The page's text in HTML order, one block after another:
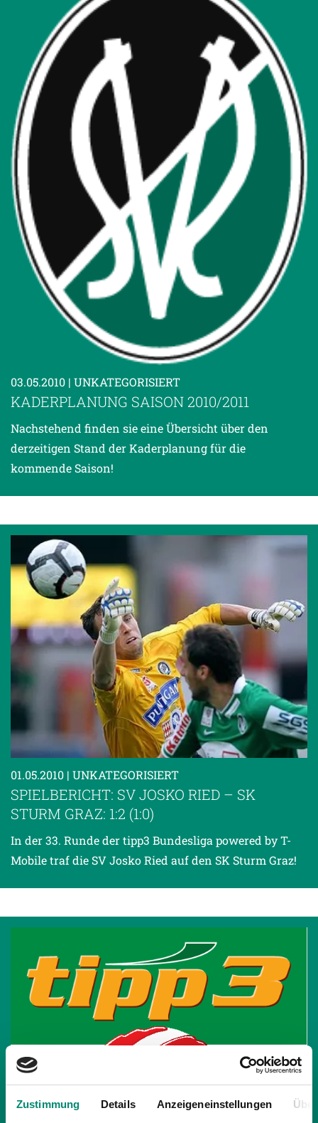
Zustimmung Details Anzeigeneinstellungen
03.05.2010 | UNKATEGORISIERT
KADERPLANUNG SAISON 2010/2011
Nachstehend finden sie eine Übersicht über den
derzeitigen Stand der Kaderplanung für die
kommende Saison!
01.05.2010 | UNKATEGORISIERT
SPIELBERICHT: SV JOSKO RIED – SK
STURM GRAZ: 1:2 (1:0)
In der 33. Runde der tipp3 Bundesliga powered by T-
Mobile traf die SV Josko Ried auf den SK Sturm Graz!